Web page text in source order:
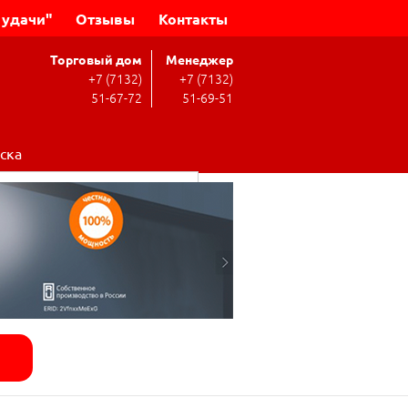
Отзывы Контакты
Поиск
Торговый дом
+7 (7132)
51-67-72
Менеджер
+7 (7132)
51-69-51